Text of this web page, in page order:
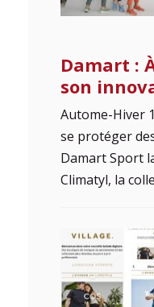
Damart :
son
Autome-Hiver
se protéger
Damart Sport
Climatyl, la